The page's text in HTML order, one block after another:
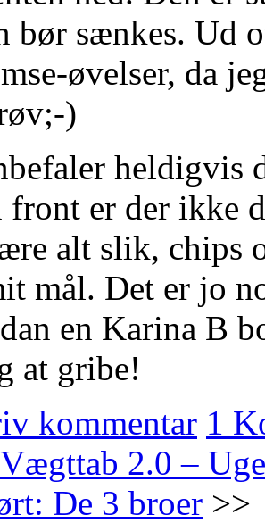
bør sænkes. Ud
øvelser, da
)
heldigvis
front er der ikke
alt slik, chips
mål. Det er jo
en Karina B
at gribe!
kommentar 1
Vægttab 2.0 –
De 3 broer >>